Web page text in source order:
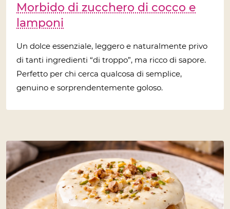
Morbido di zucchero di cocco e
lamponi
Un dolce essenziale, leggero e naturalmente privo
di tanti ingredienti “di troppo”, ma ricco di sapore.
Perfetto per chi cerca qualcosa di semplice,
genuino e sorprendentemente goloso.